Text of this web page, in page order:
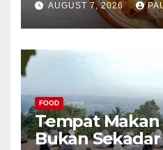
AUGUST 7, 2026
FOOD
Tempat
Bukan Sekadar